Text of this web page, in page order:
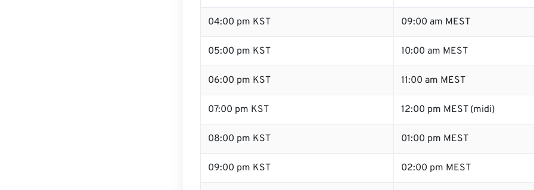
04:00 pm KST 09:00 am MEST
05:00 pm KST 10:00 am MEST
06:00 pm KST 11:00 am MEST
07:00 pm KST 12:00 pm MEST (midi)
08:00 pm KST 01:00 pm MEST
09:00 pm KST 02:00 pm MEST